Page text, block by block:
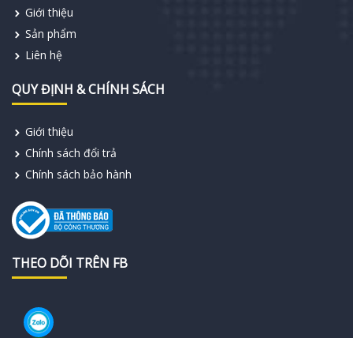
Giới thiệu
Sản phẩm
Liên hệ
QUY ĐỊNH & CHÍNH SÁCH
Giới thiệu
Chính sách đổi trả
Chính sách bảo hành
THEO DÕI TRÊN FB